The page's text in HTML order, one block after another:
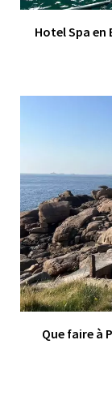
Hotel Spa en
Que faire à